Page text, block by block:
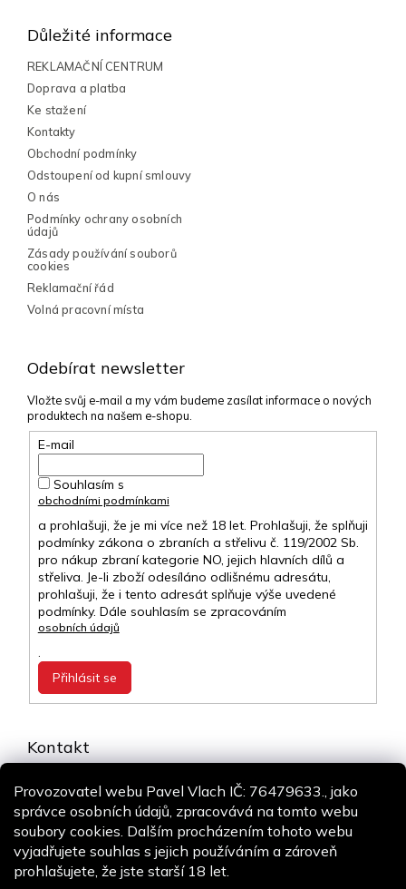
Provozovatel webu Pavel Vlach IČ: 76479633., jako
správce osobních údajů, zpracovává na tomto webu
soubory cookies. Dalším procházením tohoto webu
vyjadřujete souhlas s jejich používáním a zároveň
prohlašujete, že jste starší 18 let.
Odebírat newsletter
Vložte svůj e-mail a my vám budeme zasílat informace o nových
produktech na našem e-shopu.
E-mail
Souhlasím s
obchodními podmínkami
a prohlašuji, že je mi více než 18 let. Prohlašuji, že splňuji
podmínky zákona o zbraních a střelivu č. 119/2002 Sb.
pro nákup zbraní kategorie NO, jejich hlavních dílů a
střeliva. Je-li zboží odesíláno odlišnému adresátu,
prohlašuji, že i tento adresát splňuje výše uvedené
podmínky. Dále souhlasím se zpracováním
osobních údajů
.
Přihlásit se
Kontakt
+420 775 106 530
Staň se fanouškem
Důležité informace
REKLAMAČNÍ CENTRUM
Doprava a platba
Ke stažení
Kontakty
Obchodní podmínky
Odstoupení od kupní smlouvy
O nás
Podmínky ochrany osobních
údajů
Zásady používání souborů
cookies
Reklamační řád
Volná pracovní místa